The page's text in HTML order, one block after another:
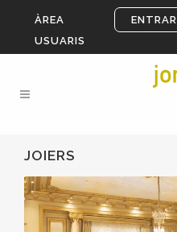
ÀREA
USUARIS
ENTRAR
JOIERS